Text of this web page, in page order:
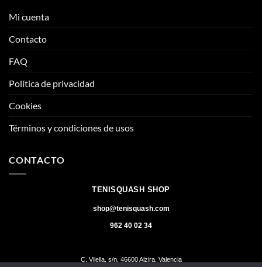
Mi cuenta
Contacto
FAQ
Política de privacidad
Cookies
Términos y condiciones de usos
CONTACTO
TENISQUASH SHOP
shop@tenisquash.com
962 40 02 34
C. Vilella, s/n, 46600 Alzira, Valencia